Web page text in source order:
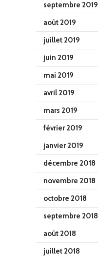
septembre 2019
août 2019
juillet 2019
juin 2019
mai 2019
avril 2019
mars 2019
février 2019
janvier 2019
décembre 2018
novembre 2018
octobre 2018
septembre 2018
août 2018
juillet 2018